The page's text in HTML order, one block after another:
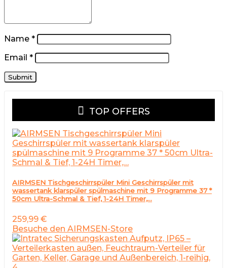
Name *
Email *
TOP OFFERS
AIRMSEN Tischgeschirrspüler Mini Geschirrspüler mit
wassertank klarspüler spülmaschine mit 9 Programme 37 *
50cm Ultra-Schmal & Tief, 1-24H Timer,…
259,99 €
Besuche den AIRMSEN-Store